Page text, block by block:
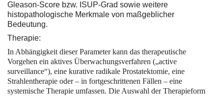
Gleason-Score bzw. ISUP-Grad sowie weitere
histopathologische Merkmale von maßgeblicher
Bedeutung.
Therapie:
In Abhängigkeit dieser Parameter kann das therapeutische
Vorgehen ein aktives Überwachungsverfahren („active
surveillance“), eine kurative radikale Prostatektomie, eine
Strahlentherapie oder – in fortgeschrittenen Fällen – eine
systemische Therapie umfassen. Die Auswahl der Therapieform